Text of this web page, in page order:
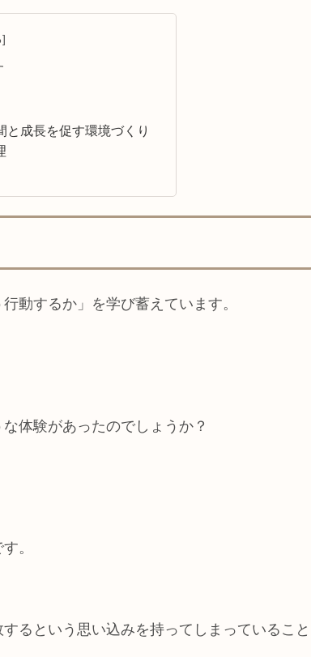
と成長を促す環境づくり
動するか」を学び蓄えています。
体験があったのでしょうか？
。
るという思い込みを持ってしまっていること